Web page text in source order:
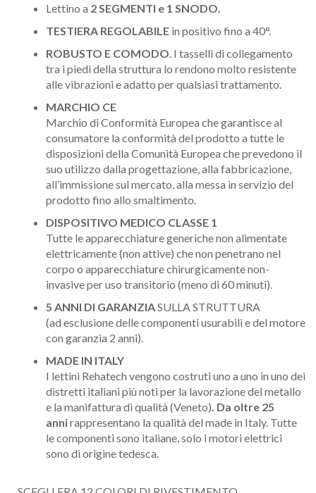
Lettino a 2 SEGMENTI e 1 SNODO.
TESTIERA REGOLABILE in positivo fino a 40°.
ROBUSTO E COMODO. I tasselli di collegamento
tra i piedi della struttura lo rendono molto resistente
alle vibrazioni e adatto per qualsiasi trattamento.
MARCHIO CE
Marchio di Conformità Europea che garantisce al
consumatore la conformità del prodotto a tutte le
disposizioni della Comunità Europea che prevedono il
suo utilizzo dalla progettazione, alla fabbricazione,
all’immissione sul mercato, alla messa in servizio del
prodotto fino allo smaltimento.
DISPOSITIVO MEDICO CLASSE 1
Tutte le apparecchiature generiche non alimentate
elettricamente (non attive) che non penetrano nel
corpo o apparecchiature chirurgicamente non-
invasive per uso transitorio (meno di 60 minuti).
5 ANNI DI GARANZIASULLA STRUTTURA
(ad esclusione delle componenti usurabili e del motore
con garanzia 2 anni).
MADE IN ITALY
I lettini Rehatech vengono costruti uno a uno in uno dei
distretti italiani più noti per la lavorazione del metallo
e la manifattura di qualità (Veneto). Da oltre 25
annirappresentano la qualità del made in Italy. Tutte
le componenti sono italiane, solo i motori elettrici
sono di origine tedesca.